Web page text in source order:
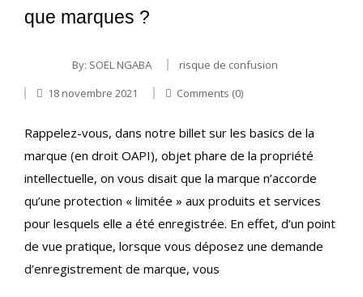
que marques ?
By: SOEL NGABA
risque de confusion
18 novembre 2021
Comments (0)
Rappelez-vous, dans notre billet sur les basics de la
marque (en droit OAPI), objet phare de la propriété
intellectuelle, on vous disait que la marque n’accorde
qu’une protection « limitée » aux produits et services
pour lesquels elle a été enregistrée. En effet, d’un point
de vue pratique, lorsque vous déposez une demande
d’enregistrement de marque, vous